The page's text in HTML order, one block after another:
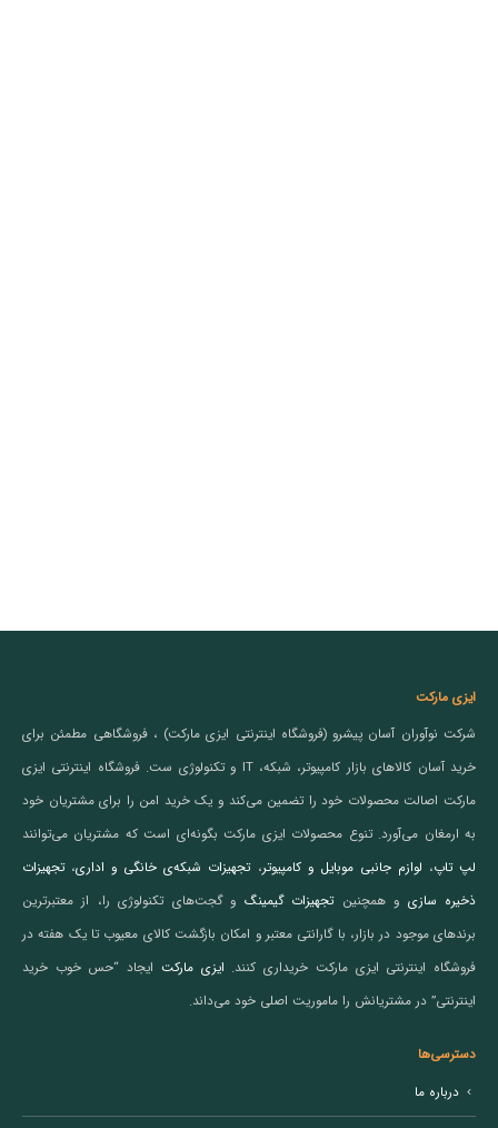
ایزی مارکت
شرکت نوآوران آسان پیشرو (فروشگاه اینترنتی ایزی مارکت) ، فروشگاهی مطمئن برای
خرید آسان کالاهای بازار کامپیوتر، شبکه، IT و تکنولوژی ست. فروشگاه اینترنتی ایزی
مارکت اصالت محصولات خود را تضمین می‌کند و یک خرید امن را برای مشتریان خود
به ارمغان می‌آورد. تنوع محصولات ایزی مارکت بگونه‌ای است که مشتریان می‌توانند
لپ تاپ، لوازم جانبی موبایل و کامپیوتر،تجهیزات شبکه‌ی خانگی و اداری،تجهیزات
ذخیره سازی و همچنینتجهیزات گیمینگ و گجت‌های تکنولوژی را، از معتبرترین
برندهای موجود در بازار، با گارانتی معتبر و امکان بازگشت کالای معیوب تا یک هفته در
فروشگاه اینترنتی ایزی مارکت خریداری کنند. ایزی مارکت ایجاد “حس خوب خرید
اینترنتی” در مشتریانش را ماموریت اصلی خود می‌داند.
دسترسی‌ها
درباره ما